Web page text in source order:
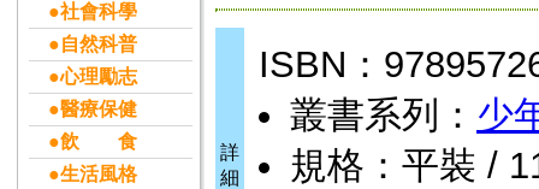
●社會科學
●自然科普
●心理勵志
●醫療保健
●飲 食
●生活風格
詳
細
ISBN：
叢書系列： 少
規格：平裝 /